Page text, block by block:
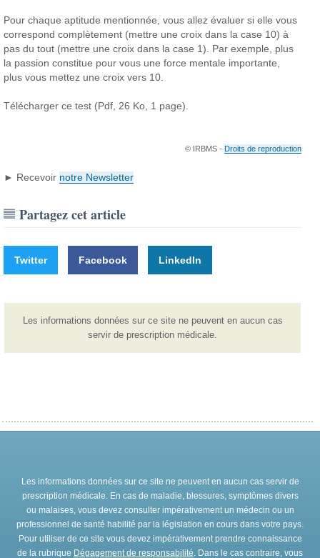
Pour chaque aptitude mentionnée, vous allez évaluer si elle vous
correspond complètement (mettre une croix dans la case 10) à
pas du tout (mettre une croix dans la case 1). Par exemple, plus
la passion constitue pour vous une force mentale importante,
plus vous mettez une croix vers 10.
Télécharger ce test (Pdf, 26 Ko, 1 page).
© IRBMS - Droits de reproduction
► Recevoir notre Newsletter
Partagez cet article
Twitter Facebook LinkedIn
Les informations données sur ce site ne peuvent en aucun cas
servir de prescription médicale.
Les informations données sur ce site ne peuvent en aucun cas servir de
prescription médicale. En cas de maladie, blessures, symptômes divers
ou malaises, vous devez consulter impérativement un médecin ou un
professionnel de santé habilité par la législation en cours dans votre pays.
Pour utiliser de ce site vous devez impérativement prendre connaissance
de la rubrique Dégagement de responsabilité. Dans le cas contraire, vous